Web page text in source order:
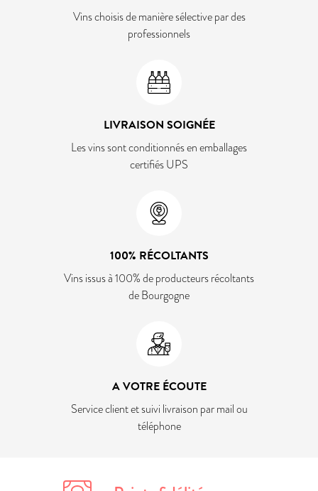
Vins choisis de manière sélective par des
professionnels
LIVRAISON SOIGNÉE
Les vins sont conditionnés en emballages
certifiés UPS
100% RÉCOLTANTS
Vins issus à 100% de producteurs récoltants
de Bourgogne
A VOTRE ÉCOUTE
Service client et suivi livraison par mail ou
téléphone